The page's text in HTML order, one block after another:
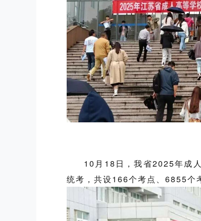
10 月 1 8 日，我省2025年成
统考 ，共设166个考点、 6855个